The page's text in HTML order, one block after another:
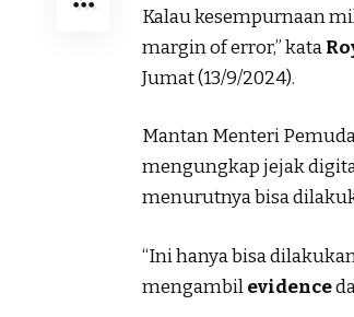
Kalau kesempurnaan
margin of error,” kata
Jumat (13/9/2024).
Mantan Menteri
mengungkap jejak
menurutnya bisa
“Ini hanya bisa
mengambilevidence